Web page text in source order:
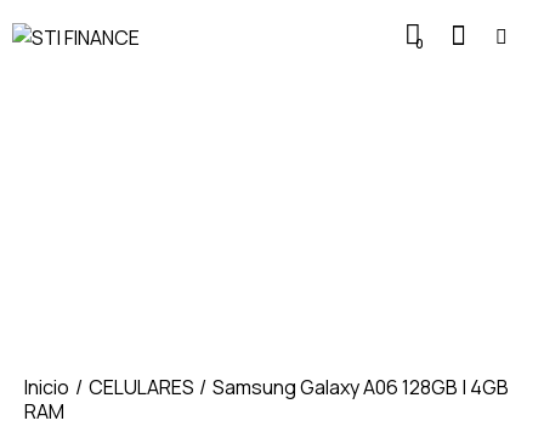
0
Inicio CELULARES
Samsung Galaxy A06 128GB | 4GB
RAM